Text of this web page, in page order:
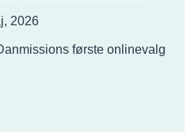
2026
første onlinevalg